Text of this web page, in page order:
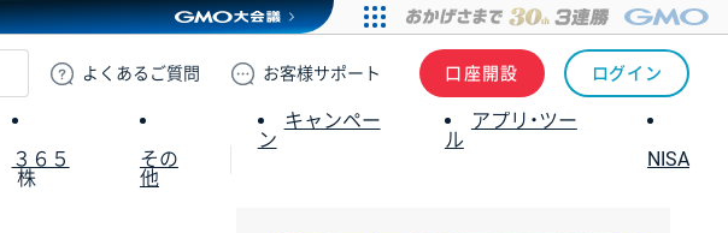
GMOクリック証券
よくある ご質問 お客様サポート 口座開設 ログイン
３６５
株
その
他
キャンペー
ン
アプリ・ツー
ル
NISA